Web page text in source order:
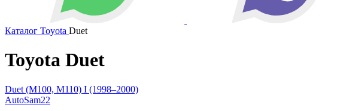
Каталог Toyota Duet
Toyota Duet
Duet (M100, M110) I (1998–2000)
AutoSam22